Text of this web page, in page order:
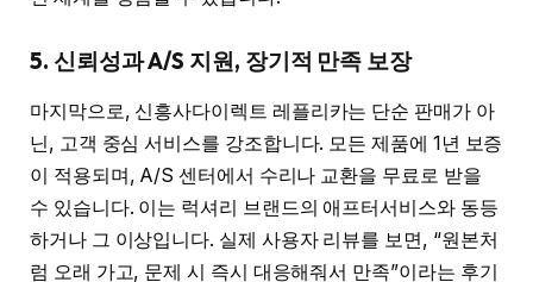
5. 신뢰성과 A/S 지원, 장기적 만족 보장
마지막으로, 신흥사다이렉트 레플리카는 단순 판매가 아
닌, 고객 중심 서비스를 강조합니다. 모든 제품에 1년 보증
이 적용되며, A/S 센터에서 수리나 교환을 무료로 받을
수 있습니다. 이는 럭셔리 브랜드의 애프터서비스와 동등
하거나 그 이상입니다. 실제 사용자 리뷰를 보면, “원본처
럼 오래 가고, 문제 시 즉시 대응해줘서 만족”이라는 후기